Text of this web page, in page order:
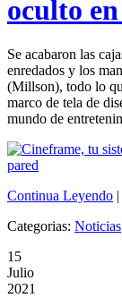
oculto
Se acabaron las
enredados y los
(Millson), todo lo
marco de tela de
mundo de
Continua Leyendo |
Categorias: Noticias
15
Julio
2021